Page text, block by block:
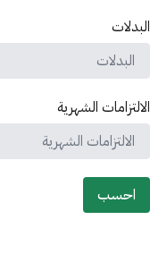
البدلات
الالتزامات الشهرية
احسب